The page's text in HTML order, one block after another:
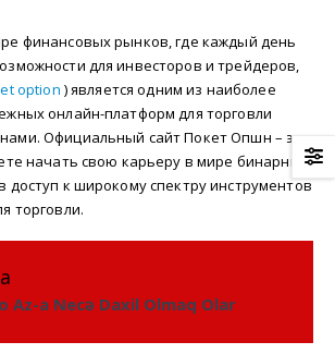
финансовых рынков, где каждый день
для инвесторов и трейдеров,
option ) является одним из наиболее
онлайн-платформ для торговли
Официальный сайт Покет Опшн – это
начать свою карьеру в мире бинарных
доступ к широкому спектру инструментов
торговли.
Az-a Necə Daxil Olmaq Olar